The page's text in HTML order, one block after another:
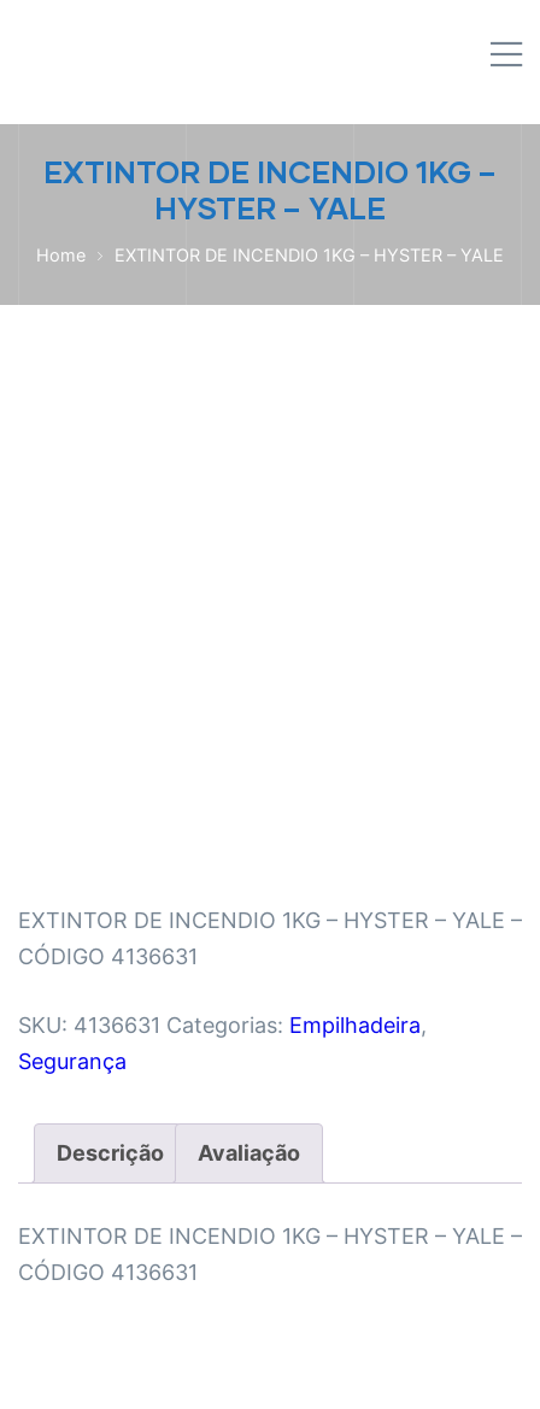
EXTINTOR DE INCENDIO 1KG –
HYSTER – YALE
Home EXTINTOR DE INCENDIO 1KG – HYSTER – YALE
EXTINTOR DE INCENDIO 1KG – HYSTER – YALE –
CÓDIGO 4136631
SKU: 4136631 Categorias: Empilhadeira,
Segurança
Descrição Avaliação
EXTINTOR DE INCENDIO 1KG – HYSTER – YALE –
CÓDIGO 4136631